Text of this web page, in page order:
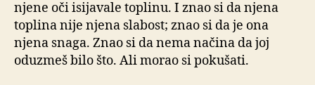
njene oči isijavale toplinu. I znao si da njena
toplina nije njena slabost; znao si da je ona
njena snaga. Znao si da nema načina da joj
oduzmeš bilo što. Ali morao si pokušati.